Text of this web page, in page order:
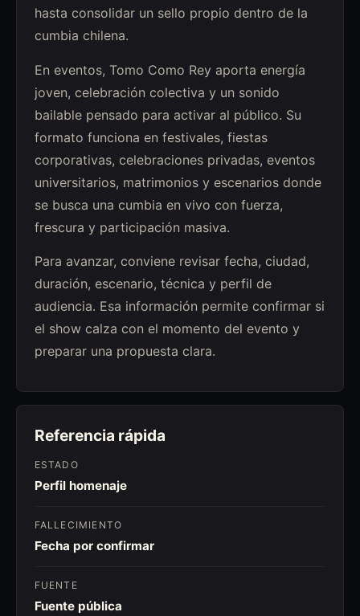
hasta consolidar un sello propio dentro de la
cumbia chilena.
En eventos, Tomo Como Rey aporta energía
joven, celebración colectiva y un sonido
bailable pensado para activar al público. Su
formato funciona en festivales, fiestas
corporativas, celebraciones privadas, eventos
universitarios, matrimonios y escenarios donde
se busca una cumbia en vivo con fuerza,
frescura y participación masiva.
Para avanzar, conviene revisar fecha, ciudad,
duración, escenario, técnica y perfil de
audiencia. Esa información permite confirmar si
el show calza con el momento del evento y
preparar una propuesta clara.
Referencia rápida
ESTADO
Perfil homenaje
FALLECIMIENTO
Fecha por confirmar
FUENTE
Fuente pública